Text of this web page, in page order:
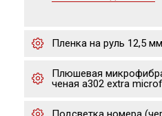
Пленка на руль 12,5
Плюшевая
ченая a302 extra